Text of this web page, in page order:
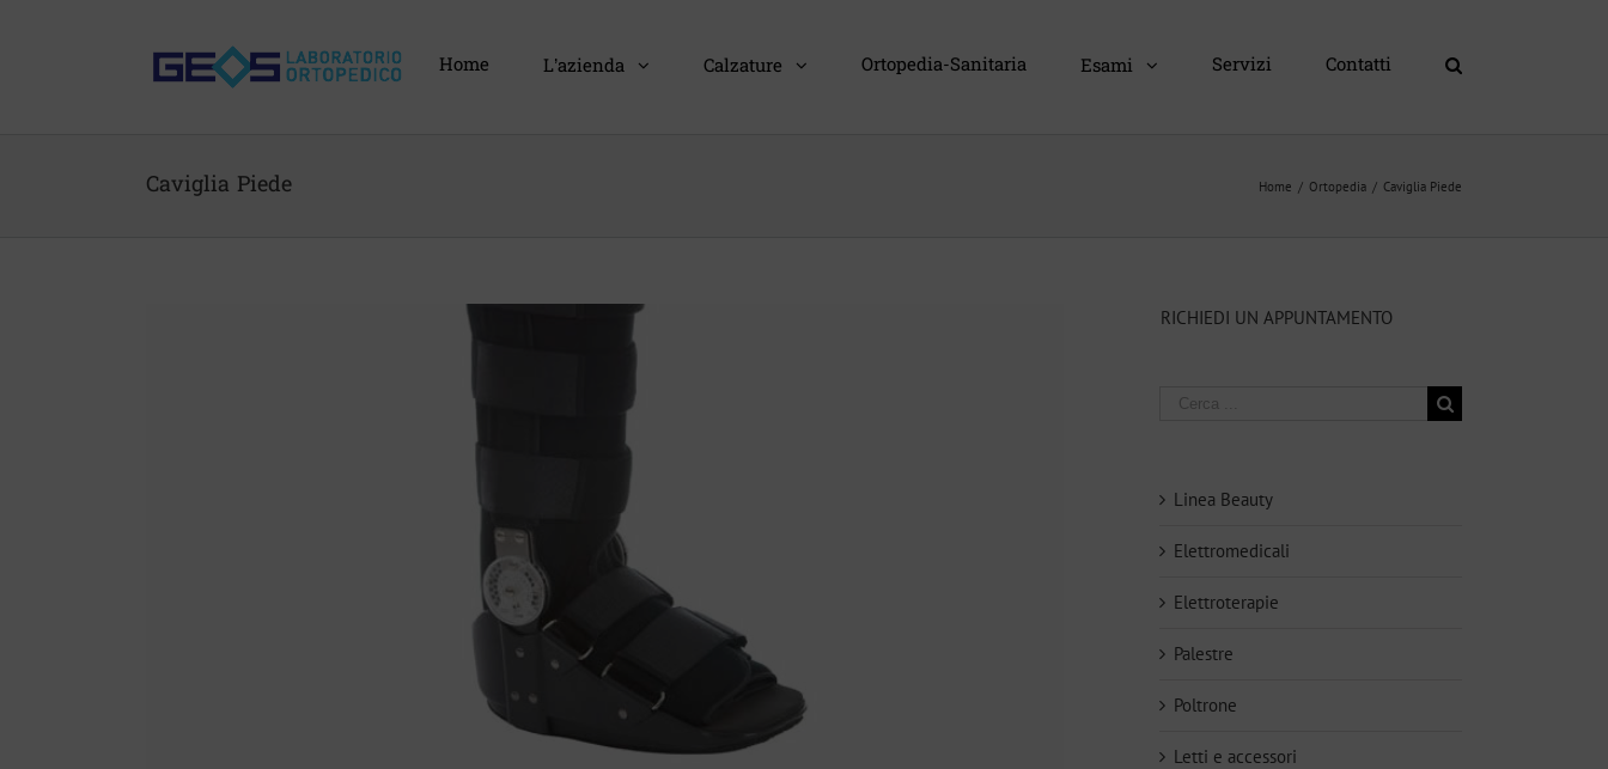
Home L’azienda Calzature Ortopedia-Sanitaria Esami Servizi Contatti
Caviglia Piede Home / Ortopedia / Caviglia Piede
RICHIEDI UN APPUNTAMENTO
Ricerca
Linea Beauty
Elettromedicali
Elettroterapie
Palestre
Poltrone
Letti e accessori